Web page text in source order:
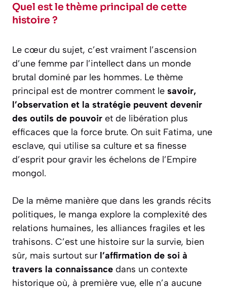
Quel est le thème principal de cette
histoire ?
Le cœur du sujet, c’est vraiment l’ascension
d’une femme par l’intellect dans un monde
brutal dominé par les hommes. Le thème
principal est de montrer comment le savoir,
l’observation et la stratégie peuvent devenir
des outils de pouvoir et de libération plus
efficaces que la force brute. On suit Fatima, une
esclave, qui utilise sa culture et sa finesse
d’esprit pour gravir les échelons de l’Empire
mongol.
De la même manière que dans les grands récits
politiques, le manga explore la complexité des
relations humaines, les alliances fragiles et les
trahisons. C’est une histoire sur la survie, bien
sûr, mais surtout sur l’affirmation de soi à
travers la connaissance dans un contexte
historique où, à première vue, elle n’a aucune